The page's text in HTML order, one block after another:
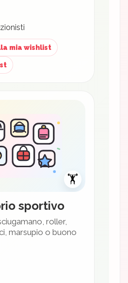
mia wishlist
🏋️
sportivo
roller,
marsupio o buono